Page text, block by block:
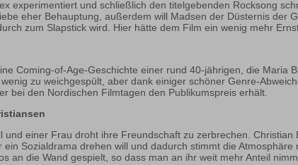
experimentiert und schließlich den titelgebenden Rocksong
eher Behauptung, außerdem will Madsen der Düsternis der
zum Slapstick wird. Hier hätte dem Film ein wenig mehr
Coming-of-Age-Geschichte einer rund 40-jährigen, die Maria
zu weichgespült, aber dank einiger schöner Genre-
bei den Nordischen Filmtagen den Publikumspreis erhält.
einer Frau droht ihre Freundschaft zu zerbrechen. Christian
Sozialdrama drehen will und dadurch stimmt die Atmosphäre
an die Wand gespielt, so dass man an ihr weit mehr Anteil